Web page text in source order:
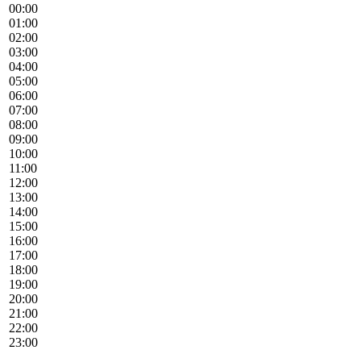
00:00
01:00
02:00
03:00
04:00
05:00
06:00
07:00
08:00
09:00
10:00
11:00
12:00
13:00
14:00
15:00
16:00
17:00
18:00
19:00
20:00
21:00
22:00
23:00